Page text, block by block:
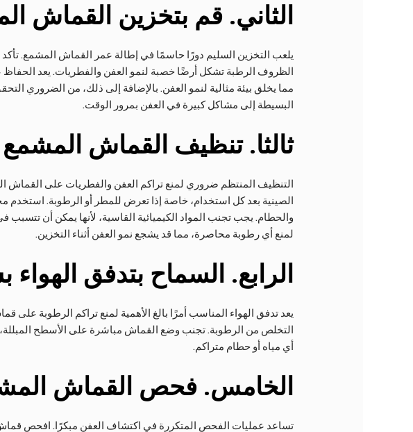
الثاني. قم بتخزين القماش
يلعب التخزين السليم دورًا حاسمًا في إطالة عمر القماش المشمع.
الظروف الرطبة تشكل أرضًا خصبة لنمو العفن والفطريات. يعد
مما يخلق بيئة مثالية لنمو العفن. بالإضافة إلى ذلك، من الضروري
البسيطة إلى مشاكل كبيرة في العفن بمرور الوقت.
ثالثا. تنظيف القماش المشمع
التنظيف المنتظم ضروري لمنع تراكم العفن والفطريات على
الصينية بعد كل استخدام، خاصة إذا تعرض للمطر أو الرطوبة. استخدم
والحطام. يجب تجنب المواد الكيميائية القاسية، لأنها يمكن أن
لمنع أي رطوبة محاصرة، مما قد يشجع نمو العفن أثناء التخزين.
الرابع. السماح بتدفق
يعد تدفق الهواء المناسب أمرًا بالغ الأهمية لمنع تراكم الرطوبة
التخلص من الرطوبة. تجنب وضع القماش مباشرة على الأسطح
أي مياه أو حطام متراكم.
الخامس. فحص القماش